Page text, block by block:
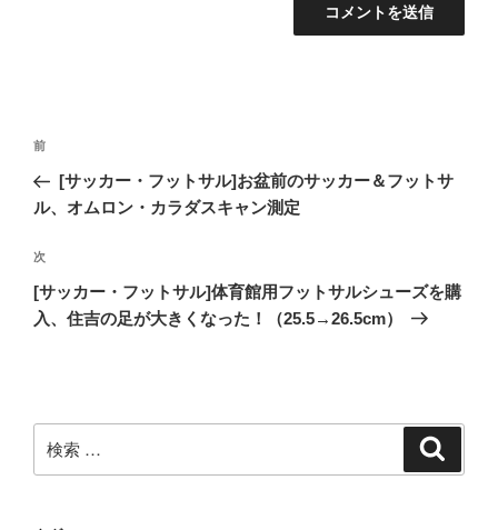
投
ナ
ゲ
ー
シ
過
去
の
稿
前
[サッカー・フットサル]お盆前のサッカー＆フットサ
ル、オムロン・カラダスキャン測定
次
の
投
次
[サッカー・フットサル]体育館用フットサルシューズを購
入、住吉の足が大きくなった！（25.5→26.5cm）
索: